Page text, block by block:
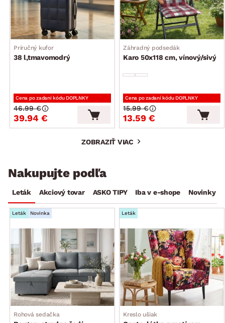
Príručný kufor
38 l,tmavomodrý
Cena po zadaní kódu DOPLNKY
39.94 €
46.99 €
Záhradný podsedák
Karo 50x118 cm, vínový/sivý
Cena po zadaní kódu DOPLNKY
13.59 €
15.99 €
ZOBRAZIŤ VIAC
Nakupujte podľa
Leták Akciový tovar ASKO TIPY Iba v e-shope Novinky
Leták Novinka
Rohová sedačka
Leták
Kreslo ušiak